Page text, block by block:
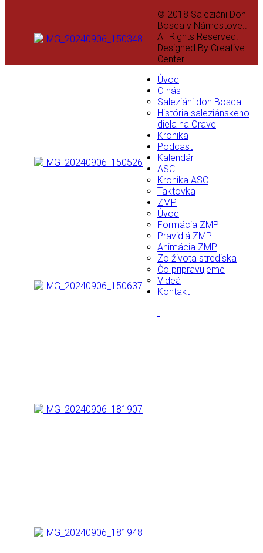
© 2018 Saleziáni Don
Bosca v Námestove..
All Rights Reserved.
Designed By Creative
Center
Úvod
O nás
Saleziáni don Bosca
História saleziánskeho
diela na Orave
Kronika
Podcast
Kalendár
ASC
Kronika ASC
Taktovka
ZMP
Úvod
Formácia ZMP
Pravidlá ZMP
Animácia ZMP
Zo života strediska
Čo pripravujeme
Videá
Kontakt